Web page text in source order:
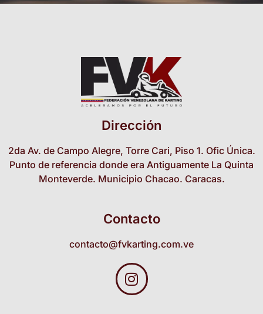
Dirección
2da Av. de Campo Alegre, Torre Cari, Piso 1. Ofic Única.
Punto de referencia donde era Antiguamente La Quinta
Monteverde. Municipio Chacao. Caracas.
Contacto
contacto@fvkarting.com.ve